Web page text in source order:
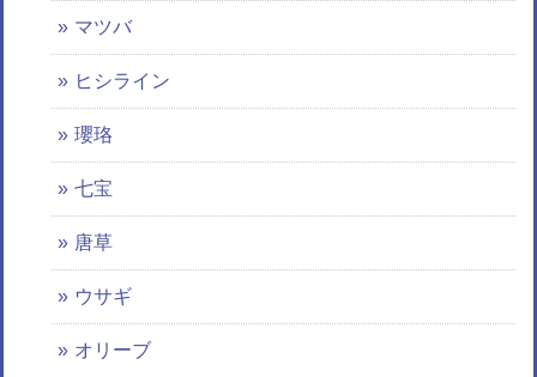
マツバ
ヒシライン
瓔珞
七宝
唐草
ウサギ
オリーブ